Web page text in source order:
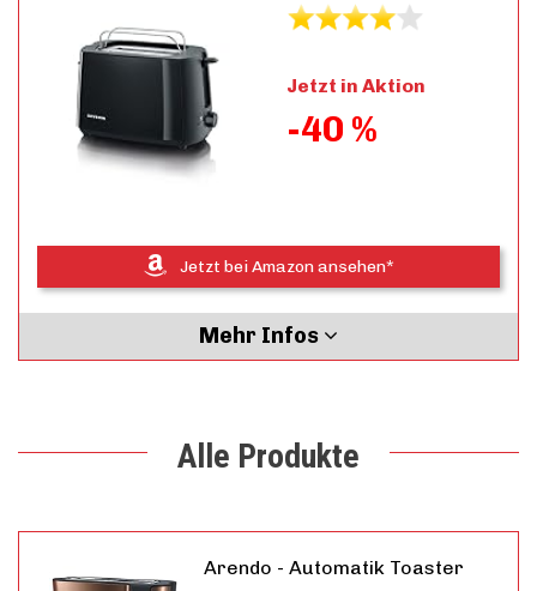
Jetzt in Aktion
-40 %
Jetzt bei Amazon ansehen*
Mehr Infos
Alle Produkte
Arendo - Automatik Toaster